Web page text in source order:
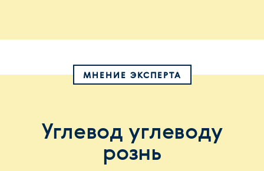
МНЕНИЕ ЭКСПЕРТА
Углевод углеводу
рознь